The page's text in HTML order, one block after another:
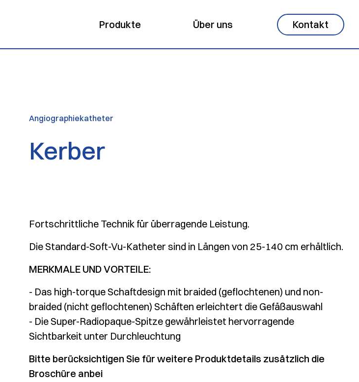
Produkte Über uns Kontakt
Angiographiekatheter
Kerber
Fortschrittliche Technik für überragende Leistung.
Die Standard-Soft-Vu-Katheter sind in Längen von 25-140 cm erhältlich.
MERKMALE UND VORTEILE:
- Das high-torque Schaftdesign mit braided (geflochtenen) und non-
braided (nicht geflochtenen) Schäften erleichtert die Gefäßauswahl
- Die Super-Radiopaque-Spitze gewährleistet hervorragende
Sichtbarkeit unter Durchleuchtung
Bitte berücksichtigen Sie für weitere Produktdetails zusätzlich die
Broschüre anbei